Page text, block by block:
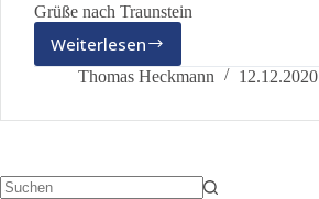
Grüße nach Traunstein
Weiterlesen
Der
Nächste
…
Thomas Heckmann 12.12.2020